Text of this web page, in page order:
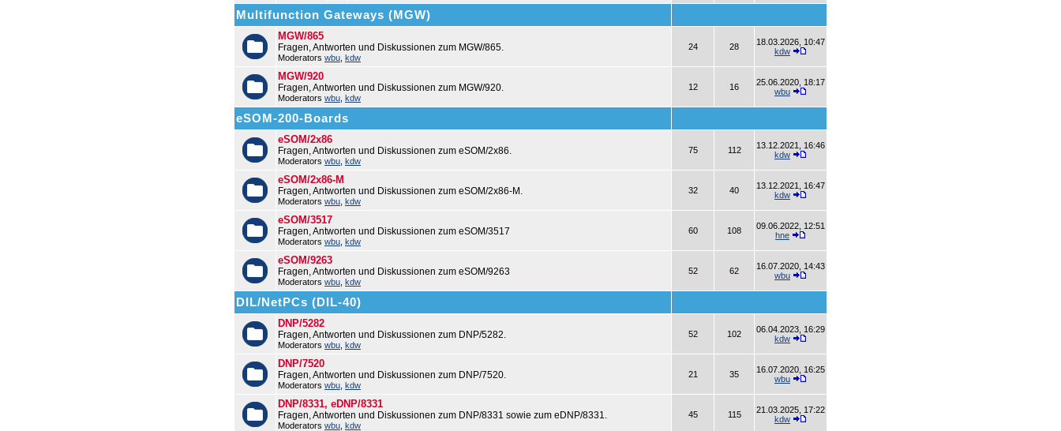
Multifunction Gateways (MGW)
MGW/865
Fragen, Antworten und Diskussionen zum MGW/865.
Moderators wbu kdw
24 28
18.03.2026, 10:47
kdw
MGW/920
Fragen, Antworten und Diskussionen zum MGW/920.
Moderators wbu kdw
12 16
25.06.2020, 18:17
wbu
eSOM-200-Boards
eSOM/2x86
Fragen, Antworten und Diskussionen zum eSOM/2x86.
Moderators wbu kdw
75 112
13.12.2021, 16:46
kdw
eSOM/2x86-M
Fragen, Antworten und Diskussionen zum eSOM/2x86-M.
Moderators wbu kdw
32 40
13.12.2021, 16:47
kdw
eSOM/3517
Fragen, Antworten und Diskussionen zum eSOM/3517
Moderators wbu kdw
60 108
09.06.2022, 12:51
hne
eSOM/9263
Fragen, Antworten und Diskussionen zum eSOM/9263
Moderators wbu kdw
52 62
16.07.2020, 14:43
wbu
DIL/NetPCs (DIL-40)
DNP/5282
Fragen, Antworten und Diskussionen zum DNP/5282.
Moderators wbu kdw
52 102
06.04.2023, 16:29
kdw
DNP/7520
Fragen, Antworten und Diskussionen zum DNP/7520.
Moderators wbu kdw
21 35
16.07.2020, 16:25
wbu
DNP/8331, eDNP/8331
Fragen, Antworten und Diskussionen zum DNP/8331 sowie zum eDNP/8331.
Moderators wbu kdw
45 115
21.03.2025, 17:22
kdw